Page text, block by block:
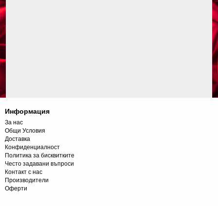
Информация
За нас
Общи Условия
Доставка
Конфиденциалност
Политика за бисквитките
Често задавани въпроси
Контакт с нас
Производители
Оферти